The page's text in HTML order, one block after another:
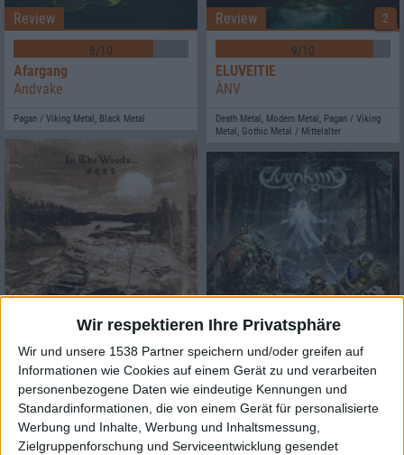
Wir respektieren Ihre Privatsphäre
Wir und unsere 1538 Partner speichern und/oder greifen auf
Informationen wie Cookies auf einem Gerät zu und verarbeiten
personenbezogene Daten wie eindeutige Kennungen und
Standardinformationen, die von einem Gerät für personalisierte
Werbung und Inhalte, Werbung und Inhaltsmessung,
Zielgruppenforschung und Serviceentwicklung gesendet
Review
8/10
Afargang
Andvake
Pagan / Viking Metal, Black Metal
Review
9/10
ELUVEITIE
ÀNV
2
Death Metal, Modern Metal, Pagan / Viking
Metal, Gothic Metal / Mittelalter
8/10
In The Woods ...
Otra
2
Pagan / Viking Metal, Gothic Metal /
Mittelalter
Review
6/10
Elvenking
Reader Of The Runes - Luna
Heavy Metal, Pagan / Viking Metal